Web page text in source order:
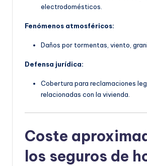
electrodomésticos.
Fenómenos atmosféricos:
Daños por tormentas, viento,
Defensa jurídica:
Cobertura para reclamaciones
relacionadas con la vivienda.
Coste
los seguros de